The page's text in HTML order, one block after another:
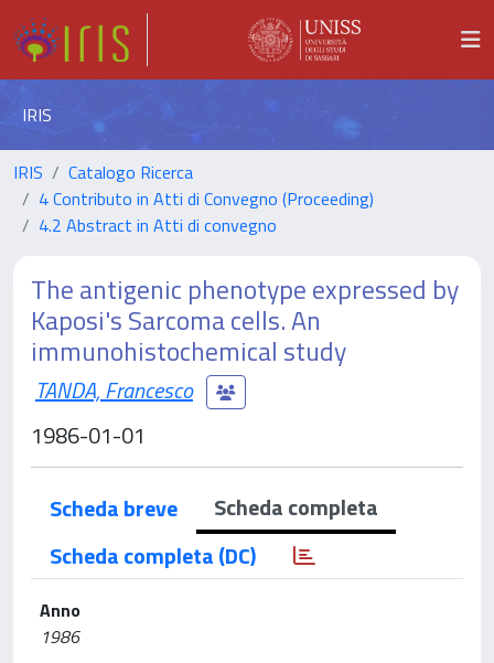
IRIS
IRIS
Catalogo Ricerca
4 Contributo in Atti di Convegno (Proceeding)
4.2 Abstract in Atti di convegno
The antigenic phenotype expressed by
Kaposi's Sarcoma cells. An
immunohistochemical study
TANDA, Francesco
1986-01-01
Scheda breve
Scheda completa
Scheda completa (DC)
Anno
1986